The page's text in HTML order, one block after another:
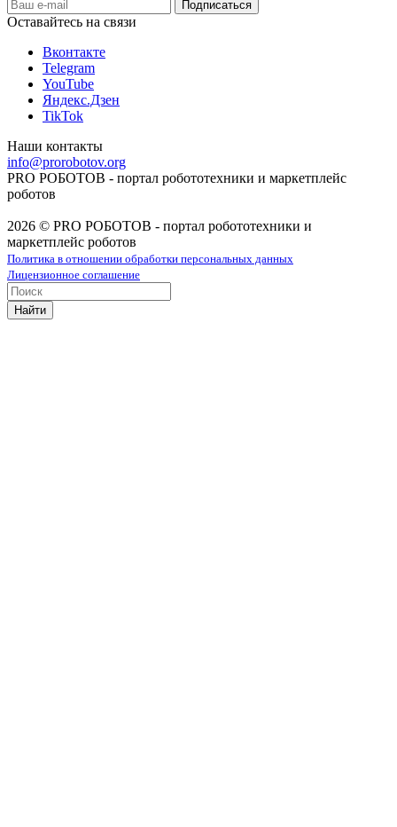
Оставайтесь на связи
Вконтакте
Telegram
YouTube
Яндекс.Дзен
TikTok
Наши контакты
info@prorobotov.org
PRO РОБОТОВ - портал робототехники и маркетплейс
роботов
2026 © PRO РОБОТОВ - портал робототехники и
маркетплейс роботов
Политика в отношении обработки персональных данных
Лицензионное соглашение
Найти